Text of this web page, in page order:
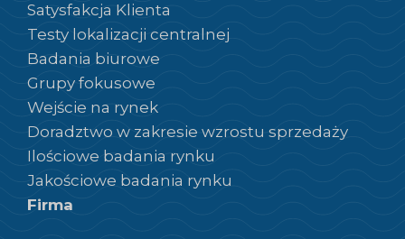
Satysfakcja Klienta
Testy lokalizacji centralnej
Badania biurowe
Grupy fokusowe
Wejście na rynek
Doradztwo w zakresie wzrostu sprzedaży
Ilościowe badania rynku
Jakościowe badania rynku
Firma